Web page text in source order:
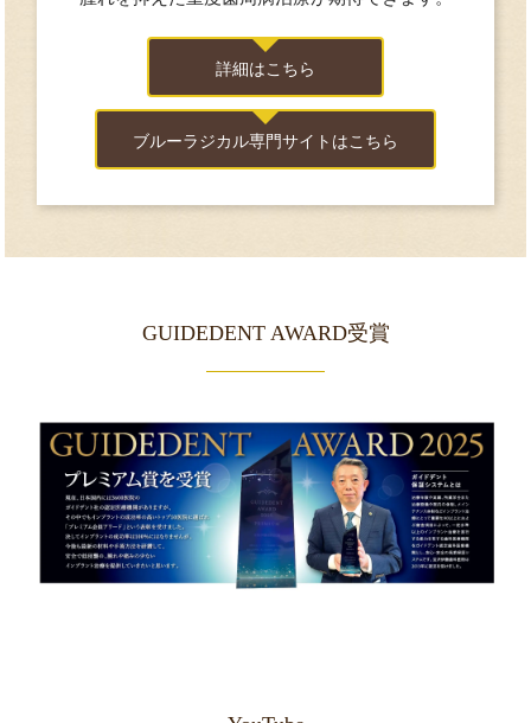
詳細はこちら
ブルーラジカル専門サイトはこちら
GUIDEDENT AWARD受賞